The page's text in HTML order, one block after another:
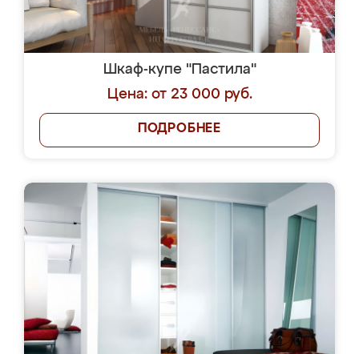
Шкаф-купе "Пастила"
Цена: от 23 000 руб.
ПОДРОБНЕЕ